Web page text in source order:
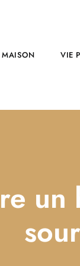
MAISON VIE
un